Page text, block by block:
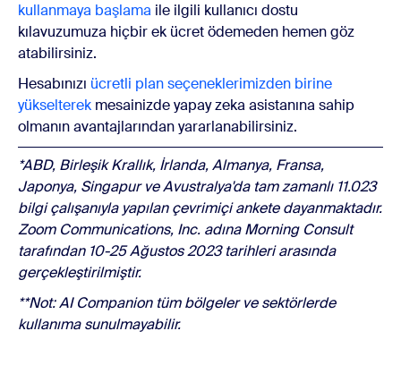
kullanmaya başlama ile ilgili kullanıcı dostu
kılavuzumuza hiçbir ek ücret ödemeden hemen göz
atabilirsiniz.
Hesabınızı ücretli plan seçeneklerimizden birine
yükselterek mesainizde yapay zeka asistanına sahip
olmanın avantajlarından yararlanabilirsiniz.
*ABD, Birleşik Krallık, İrlanda, Almanya, Fransa,
Japonya, Singapur ve Avustralya'da tam zamanlı 11.023
bilgi çalışanıyla yapılan çevrimiçi ankete dayanmaktadır.
Zoom Communications, Inc. adına Morning Consult
tarafından 10-25 Ağustos 2023 tarihleri arasında
gerçekleştirilmiştir.
**Not: AI Companion tüm bölgeler ve sektörlerde
kullanıma sunulmayabilir.